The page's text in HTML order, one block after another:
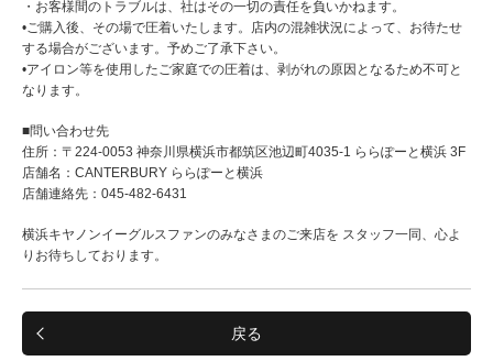
・お客様間のトラブルは、社はその一切の責任を負いかねます。
•ご購入後、その場で圧着いたします。店内の混雑状況によって、お待たせ
する場合がございます。予めご了承下さい。
•アイロン等を使用したご家庭での圧着は、剥がれの原因となるため不可と
なります。
■問い合わせ先
住所：〒224-0053 神奈川県横浜市都筑区池辺町4035-1 ららぽーと横浜 3F
店舗名：CANTERBURY ららぽーと横浜
店舗連絡先：045-482-6431
横浜キヤノンイーグルスファンのみなさまのご来店を スタッフ一同、心よ
りお待ちしております。
戻る